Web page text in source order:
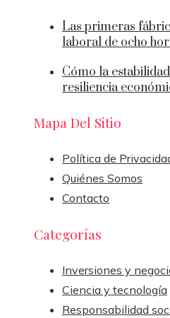
Las primeras
laboral de ocho
Cómo la
resiliencia
Mapa Del Sitio
Política de
Quiénes Somos
Contacto
Categorías
Inversiones y
Ciencia y tecnología
Responsabilidad